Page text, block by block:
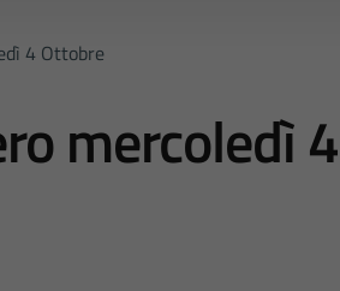
4 Ottobre
mercoledì 4